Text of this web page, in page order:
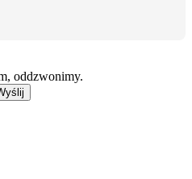
oddzwonimy.